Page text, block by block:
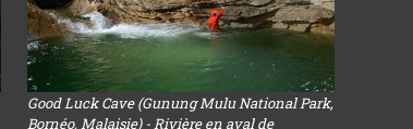
Good Luck Cave (Gunung Mulu National Park,
Bornéo, Malaisie) - Rivière en aval de